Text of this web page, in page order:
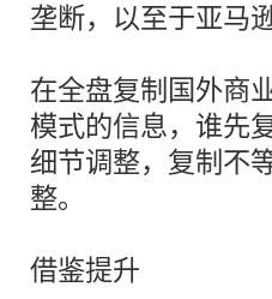
垄断，以至于亚马
在全盘复制国外商
模式的信息，谁先
细节调整，复制不
整。
借鉴提升